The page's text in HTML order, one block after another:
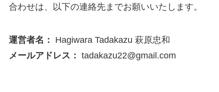
合わせは、以下の連絡先までお願いいたします。
運営者名：
Hagiwara Tadakazu 萩原忠和
メールアドレス： tadakazu22@gmail.com